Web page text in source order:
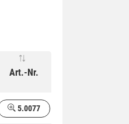
Art.-Nr.
5.0077